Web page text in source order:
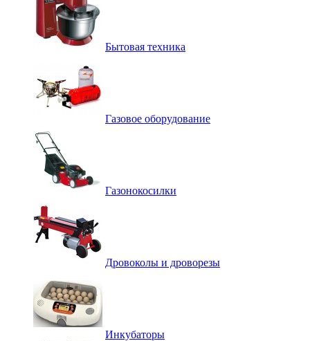
Бытовая техника
Газовое оборудование
Газонокосилки
Дровоколы и дроворезы
Инкубаторы